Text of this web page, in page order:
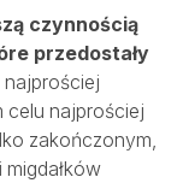
czynnością
przedostały
najprościej
celu najprościej
zakończonym,
migdałków